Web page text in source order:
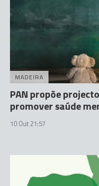
MADEIRA
PAN propõe
promover saúde
10 Out 21:57